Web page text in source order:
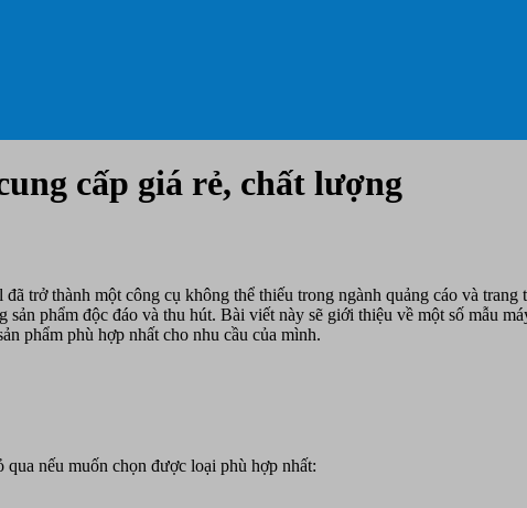
cấp giá rẻ, chất lượng
trở thành một công cụ không thể thiếu trong ngành quảng cáo và
phẩm độc đáo và thu hút. Bài viết này sẽ giới thiệu về một số mẫu
phẩm phù hợp nhất cho nhu cầu của mình.
nếu muốn chọn được loại phù hợp nhất: